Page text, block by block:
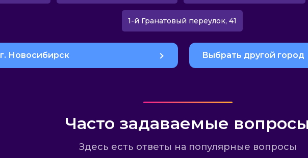
1-й Гранатовый переулок, 41
Новосибирск Выбрать другой город
Часто задаваемые вопросы
Здесь есть ответы на популярные вопросы